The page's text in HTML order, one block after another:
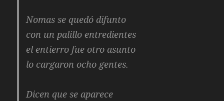
Nomas se quedó difunto
con un palillo entredientes
el entierro fue otro asunto
lo cargaron ocho gentes.
Dicen que se aparece